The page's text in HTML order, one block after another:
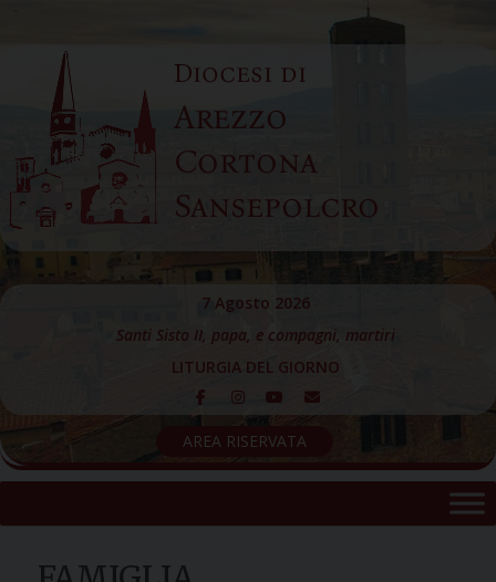
content
Diocesi di
Arezzo
Cortona
Sansepolcro
7 Agosto 2026
Santi Sisto II, papa, e compagni, martiri
LITURGIA DEL GIORNO
AREA RISERVATA